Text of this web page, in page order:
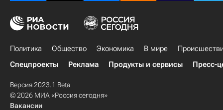
Политика Общество Экономика В мире
Спецпроекты
Реклама Продукты и сервисы Пресс-
Версия 2023.1 Beta
© 2026 МИА «Россия сегодня»
Вакансии